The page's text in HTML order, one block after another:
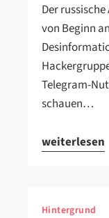
Der
von Beginn
Telegram-
schauen…
weiterlesen
Hintergrund